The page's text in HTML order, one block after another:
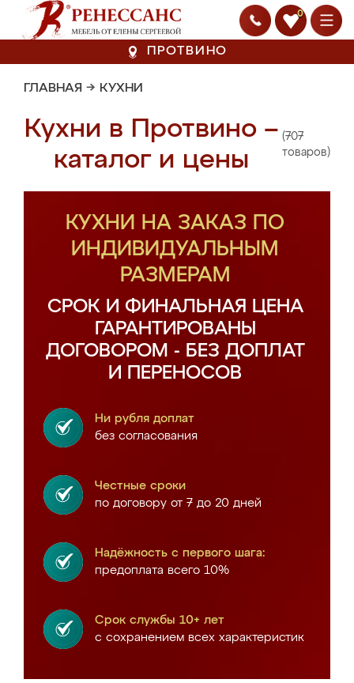
0
ПРОТВИНО
ГЛАВНАЯ → КУХНИ
Кухни в Протвино –
каталог и цены
(707
товаров)
КУХНИ НА ЗАКАЗ ПО
ИНДИВИДУАЛЬНЫМ
РАЗМЕРАМ
СРОК И ФИНАЛЬНАЯ ЦЕНА
ГАРАНТИРОВАНЫ
ДОГОВОРОМ - БЕЗ ДОПЛАТ
И ПЕРЕНОСОВ
Ни рубля доплат
без согласования
Честные сроки
по договору от 7 до 20 дней
Надёжность с первого шага:
предоплата всего 10%
Срок службы 10+ лет
с сохранением всех характеристик